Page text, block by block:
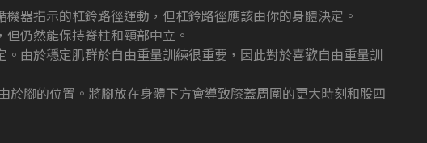
器指示的杠鈴路徑運動，但杠鈴路徑應該由你的身體決定。
仍然能保持脊柱和頸部中立。
由於穩定肌群於自由重量訓練很重要，因此對於喜歡自由重量訓
腳的位置。將腳放在身體下方會導致膝蓋周圍的更大時刻和股四